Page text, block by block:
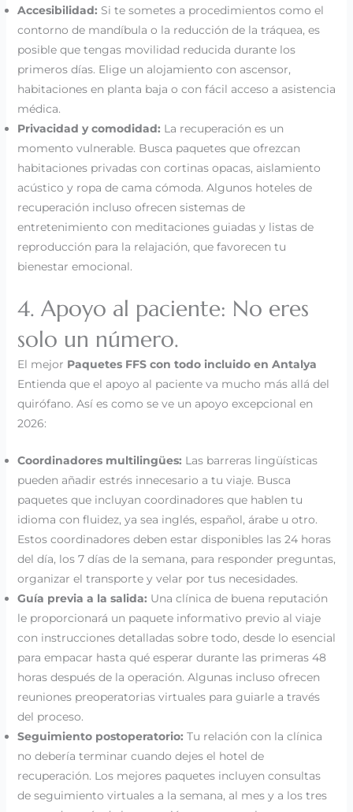
Accesibilidad: Si te sometes a procedimientos como el
contorno de mandíbula o la reducción de la tráquea, es
posible que tengas movilidad reducida durante los
primeros días. Elige un alojamiento con ascensor,
habitaciones en planta baja o con fácil acceso a asistencia
médica.
Privacidad y comodidad: La recuperación es un
momento vulnerable. Busca paquetes que ofrezcan
habitaciones privadas con cortinas opacas, aislamiento
acústico y ropa de cama cómoda. Algunos hoteles de
recuperación incluso ofrecen sistemas de
entretenimiento con meditaciones guiadas y listas de
reproducción para la relajación, que favorecen tu
bienestar emocional.
4. Apoyo al paciente: No eres
solo un número.
El mejor Paquetes FFS con todo incluido en Antalya
Entienda que el apoyo al paciente va mucho más allá del
quirófano. Así es como se ve un apoyo excepcional en
2026:
Coordinadores multilingües: Las barreras lingüísticas
pueden añadir estrés innecesario a tu viaje. Busca
paquetes que incluyan coordinadores que hablen tu
idioma con fluidez, ya sea inglés, español, árabe u otro.
Estos coordinadores deben estar disponibles las 24 horas
del día, los 7 días de la semana, para responder preguntas,
organizar el transporte y velar por tus necesidades.
Guía previa a la salida: Una clínica de buena reputación
le proporcionará un paquete informativo previo al viaje
con instrucciones detalladas sobre todo, desde lo esencial
para empacar hasta qué esperar durante las primeras 48
horas después de la operación. Algunas incluso ofrecen
reuniones preoperatorias virtuales para guiarle a través
del proceso.
Seguimiento postoperatorio: Tu relación con la clínica
no debería terminar cuando dejes el hotel de
recuperación. Los mejores paquetes incluyen consultas
de seguimiento virtuales a la semana, al mes y a los tres